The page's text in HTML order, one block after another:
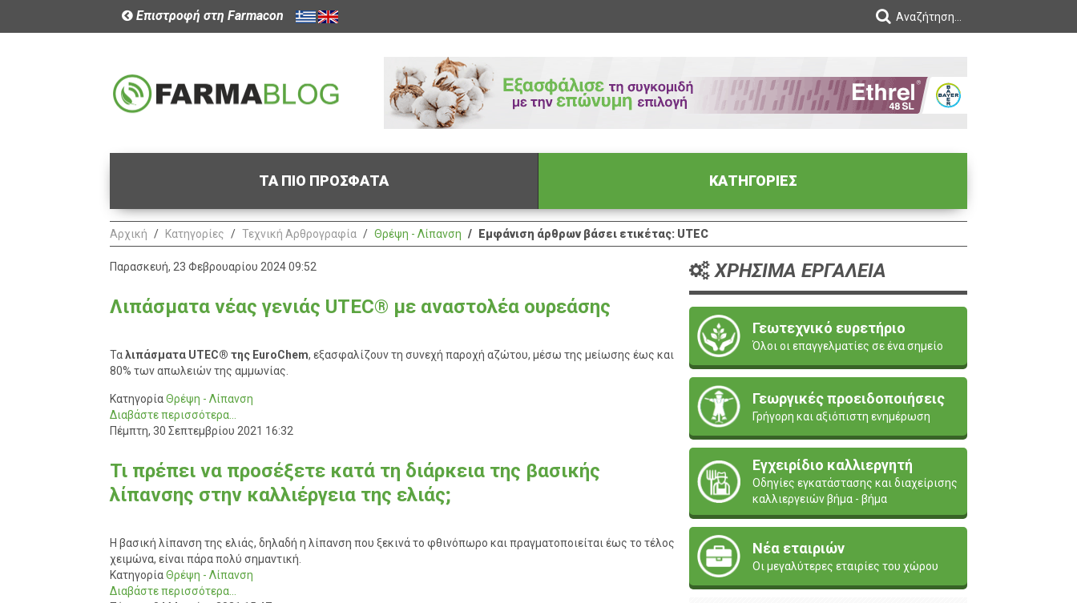
Επιστροφή στη Farmacon
ΤΑ ΠΙΟ ΠΡΟΣΦΑΤΑ ΚΑΤΗΓΟΡΙΕΣ
Αρχική Κατηγορίες Τεχνική Αρθρογραφία Θρέψη - Λίπανση Εμφάνιση άρθρων βάσει ετικέτας: UTEC
Παρασκευή, 23 Φεβρουαρίου 2024 09:52
Λιπάσματα νέας γενιάς UTEC® με αναστολέα ουρεάσης
Ταλιπάσματα UTEC® της EuroChem, εξασφαλίζουν τη συνεχή παροχή αζώτου, μέσω της μείωσης έως και
80% των απωλειών της αμμωνίας.
ΚατηγορίαΘρέψη - Λίπανση
Διαβάστε περισσότερα...
Πέμπτη, 30 Σεπτεμβρίου 2021 16:32
Τι πρέπει να προσέξετε κατά τη διάρκεια της βασικής
λίπανσης στην καλλιέργεια της ελιάς;
Η βασική λίπανση της ελιάς, δηλαδή η λίπανση που ξεκινά το φθινόπωρο και πραγματοποιείται έως το τέλος
χειμώνα, είναι πάρα πολύ σημαντική.
ΚατηγορίαΘρέψη - Λίπανση
Διαβάστε περισσότερα...
ΧΡΗΣΙΜΑ ΕΡΓΑΛΕΙΑ
Γεωτεχνικό ευρετήριο
Όλοι οι επαγγελματίες σε ένα σημείο
Γεωργικές προειδοποιήσεις
Γρήγορη και αξιόπιστη ενημέρωση
Εγχειρίδιο καλλιεργητή
Οδηγίες εγκατάστασης και διαχείρισης
καλλιεργειών βήμα - βήμα
Νέα εταιριών
Οι μεγαλύτερες εταιρίες του χώρου